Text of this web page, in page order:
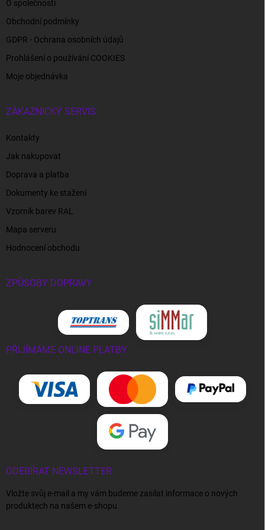
O společnosti
Obchodní podmínky
GDPR - Ochrana osobních údajů
Prohlášení o používání COOKIES
Moje objednávka
ZÁKAZNICKÝ SERVIS
Kontakty
Jak nakupovat
Doprava a platba
Dokumenty ke stažení
Vzorník barev RAL
Mapa serveru
Hodnocení obchodu
ZPŮSOBY DOPRAVY
PŘIJÍMÁME ONLINE PLATBY
ODEBÍRAT NEWSLETTER
Vložte svůj e-mail a my vám budeme zasílat informace o nových
produktech na našem e-shopu.